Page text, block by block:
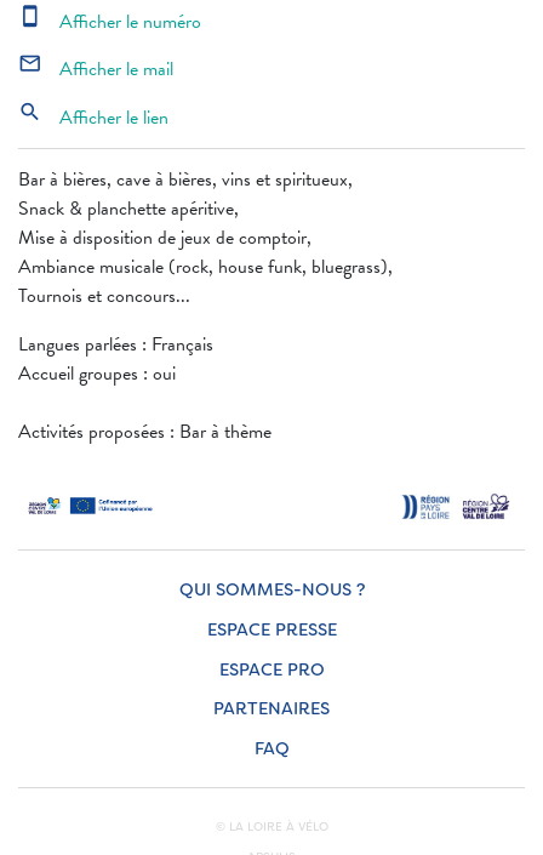
Bar à bières, cave à bières, vins et spiritueux,
Snack & planchette apéritive,
Mise à disposition de jeux de comptoir,
Ambiance musicale (rock, house funk, bluegrass),
Tournois et concours...
Langues parlées : Français
Accueil groupes : oui
Activités proposées : Bar à thème
smartphone Afficher le numéro
mail_outline Afficher le mail
search Afficher le lien
QUI SOMMES-NOUS ?
ESPACE PRESSE
ESPACE PRO
PARTENAIRES
FAQ
© LA LOIRE À VÉLO